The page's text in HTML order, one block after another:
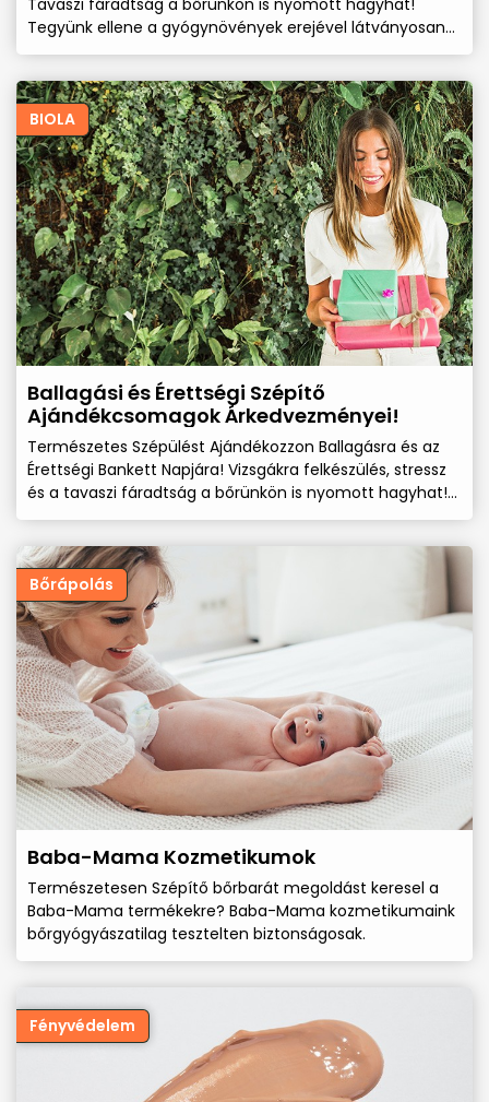
Tavaszi fáradtság a bőrünkön is nyomott hagyhat!
Tegyünk ellene a gyógynövények erejével látványosan
és természetesen szépülve!
BIOLA
Ballagási és Érettségi Szépítő
Ajándékcsomagok Árkedvezményei!
Természetes Szépülést Ajándékozzon Ballagásra és az
Érettségi Bankett Napjára! Vizsgákra felkészülés, stressz
és a tavaszi fáradtság a bőrünkön is nyomott hagyhat!
Tegyünk ellene a gyógynövények erejével látványosan
Bőrápolás
Baba-Mama Kozmetikumok
Természetesen Szépítő bőrbarát megoldást keresel a
Baba-Mama termékekre? Baba-Mama kozmetikumaink
bőrgyógyászatilag tesztelten biztonságosak.
Fényvédelem